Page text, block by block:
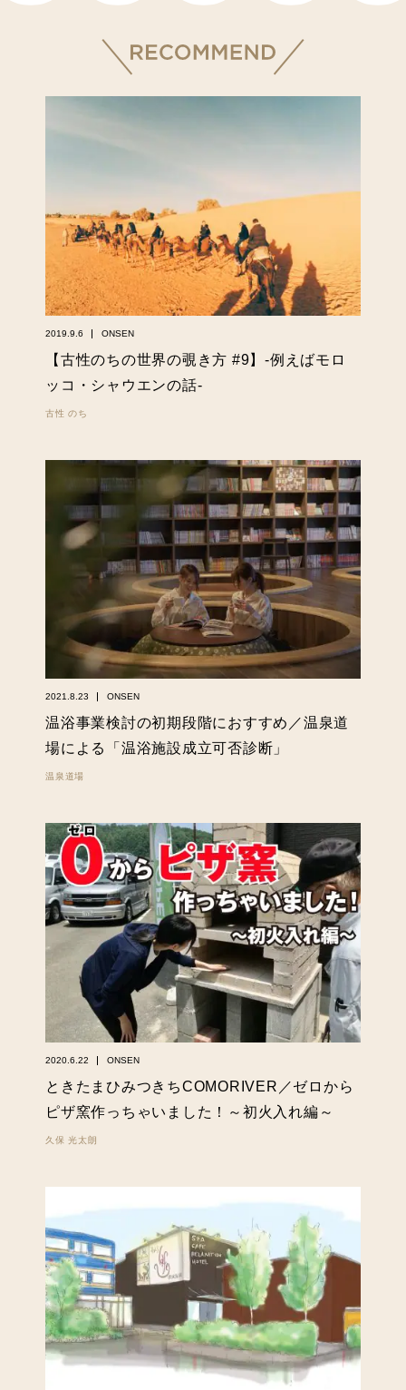
2019.9.6 ONSEN
【古性のちの世界の覗き方 #9】-例えばモロ
ッコ・シャウエンの話-
古性 のち
2021.8.23 ONSEN
温浴事業検討の初期段階におすすめ／温泉道
場による「温浴施設成立可否診断」
温泉道場
2020.6.22 ONSEN
ときたまひみつきちCOMORIVER／ゼロから
ピザ窯作っちゃいました！～初火入れ編～
久保 光太朗